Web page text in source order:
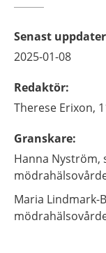
Senast
2025-01-08
Redaktör:
Therese Erixon,
Granskare:
Hanna Nyström,
Maria Lindmark-